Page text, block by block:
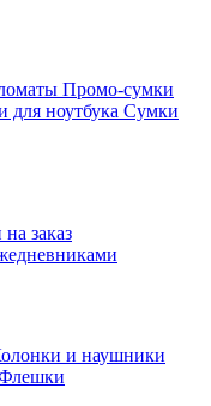
Промо-сумки
для ноутбука Сумки
заказ
и наушники